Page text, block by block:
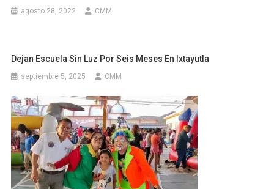
agosto 28, 2022 CMM
Dejan Escuela Sin Luz Por Seis Meses En Ixtayutla
septiembre 5, 2025 CMM